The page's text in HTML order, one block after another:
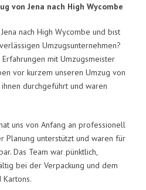
von Jena nach High Wycombe
nach High Wycombe und bist
Umzugsunternehmen?
mit Umzugsmeister
vor kurzem unseren Umzug von
durchgeführt und waren
uns von Anfang an professionell
Planung unterstützt und waren für
Das Team war pünktlich,
bei der Verpackung und dem